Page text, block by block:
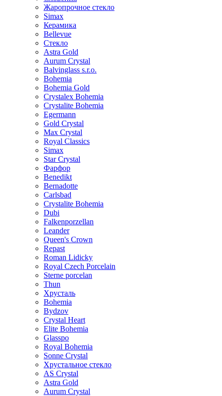
Жаропрочное стекло
Simax
Керамика
Bellevue
Стекло
Astra Gold
Aurum Crystal
Balvinglass s.r.o.
Bohemia
Bohemia Gold
Crystalex Bohemia
Crystalite Bohemia
Egermann
Gold Crystal
Max Crystal
Royal Classics
Simax
Star Crystal
Фарфор
Benedikt
Bernadotte
Carlsbad
Crystalite Bohemia
Dubi
Falkenporzellan
Leander
Queen's Crown
Repast
Roman Lidicky
Royal Czech Porcelain
Sterne porcelan
Thun
Хрусталь
Bohemia
Bydzov
Crystal Heart
Elite Bohemia
Glasspo
Royal Bohemia
Sonne Crystal
Хрустальное стекло
AS Crystal
Astra Gold
Aurum Crystal